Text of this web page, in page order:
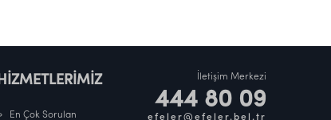
En Çok Sorulan
İletişim Merkezi
444 80 09
efeler@efeler.bel.tr